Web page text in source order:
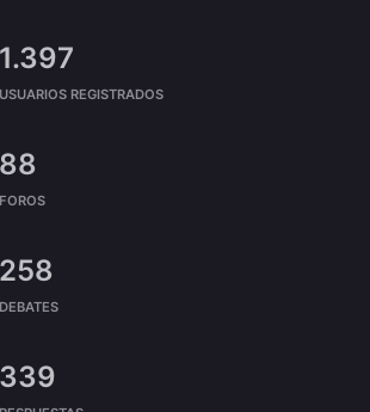
1.397
USUARIOS REGISTRADOS
88
FOROS
258
DEBATES
339